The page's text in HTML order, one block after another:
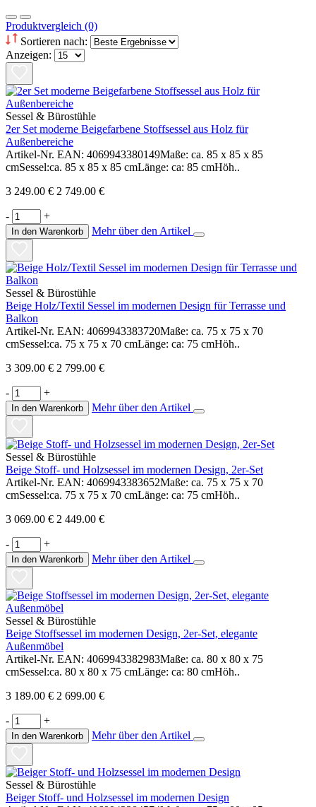
Produktvergleich (0)
Sortieren nach:
Anzeigen:
Sessel & Bürostühle
2er Set moderne Beigefarbene Stoffsessel aus Holz für
Außenbereiche
Artikel-Nr. EAN: 4069943380149Maße: ca. 85 x 85 x 85
cmSessel:ca. 85 x 85 x 85 cmLänge: ca: 85 cmHöh..
3 249.00 € 2 749.00 €
- +
In den Warenkorb Mehr über den Artikel
Sessel & Bürostühle
Beige Holz/Textil Sessel im modernen Design für Terrasse und
Balkon
Artikel-Nr. EAN: 4069943383720Maße: ca. 75 x 75 x 70
cmSessel:ca. 75 x 75 x 70 cmLänge: ca: 75 cmHöh..
3 309.00 € 2 799.00 €
- +
In den Warenkorb Mehr über den Artikel
Sessel & Bürostühle
Beige Stoff- und Holzsessel im modernen Design, 2er-Set
Artikel-Nr. EAN: 4069943383652Maße: ca. 75 x 75 x 70
cmSessel:ca. 75 x 75 x 70 cmLänge: ca: 75 cmHöh..
3 069.00 € 2 449.00 €
- +
In den Warenkorb Mehr über den Artikel
Sessel & Bürostühle
Beige Stoffsessel im modernen Design, 2er-Set, elegante
Außenmöbel
Artikel-Nr. EAN: 4069943382983Maße: ca. 80 x 80 x 75
cmSessel:ca. 80 x 80 x 75 cmLänge: ca: 80 cmHöh..
3 189.00 € 2 699.00 €
- +
In den Warenkorb Mehr über den Artikel
Sessel & Bürostühle
Beiger Stoff- und Holzsessel im modernen Design